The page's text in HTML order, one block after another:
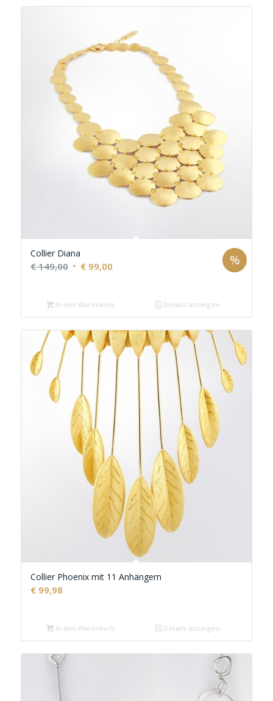
Collier Diana
€149,00 Ursprünglicher
€ 149,00
€99,00Aktueller
€ 99,00.
%
In den Warenkorb Details anzeigen
Collier Phoenix mit 11 Anhängern
€99,98
In den Warenkorb Details anzeigen